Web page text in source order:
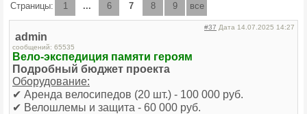
Страницы: 1 ... 6 7 8 9 все
#37 Дата 14.07.2025 14:27
admin
сообщений: 65535
Вело-экспедиция памяти героям
Подробный бюджет проекта
Оборудование:
✔ Аренда велосипедов (20 шт.) - 100 000 руб.
✔ Велошлемы и защита - 60 000 руб.